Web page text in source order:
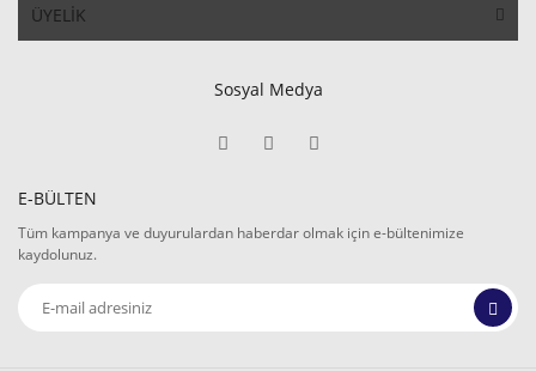
ÜYELİK
Sosyal Medya
E-BÜLTEN
Tüm kampanya ve duyurulardan haberdar olmak için e-bültenimize
kaydolunuz.